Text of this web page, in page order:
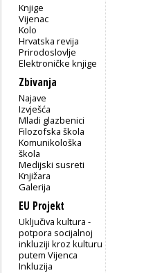
Knjige
Vijenac
Kolo
Hrvatska revija
Prirodoslovlje
Elektroničke knjige
Zbivanja
Najave
Izvješća
Mladi glazbenici
Filozofska škola
Komunikološka
škola
Medijski susreti
Knjižara
Galerija
EU Projekt
Uključiva kultura -
potpora socijalnoj
inkluziji kroz kulturu
putem Vijenca
Inkluzija